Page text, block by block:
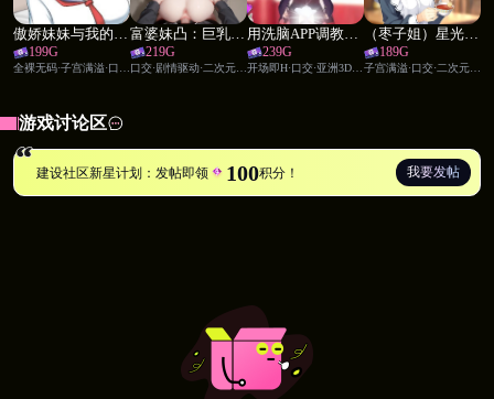
通过完成任务、触发事件以及与不同角色建立联系，
傲娇妹妹与我的治愈日常 ~与我的傲娇同居人的亲密时光~
199G
全裸无码·子宫满溢·口交·养成模拟·家庭伦理·调教·兄妹乱伦
富婆妹凸：巨乳溢出甜蜜后宫
219G
口交·剧情驱动·二次元·后宫·家庭伦理·萝莉·兄妹乱伦·姐妹花·青梅竹马
用洗脑APP调教清纯大小姐的模拟游戏
239G
开场即H·口交·亚洲3D·养成模拟·群交·后宫·时间管理·调教
（枣子姐）星光咖啡馆与死神之蝶
189G
子宫满溢·口交·二次元·后宫·职场OL·御姐·姐妹花·女仆
游戏讨论区
建设社区新星计划：发帖即领 100积分！ 我要发帖